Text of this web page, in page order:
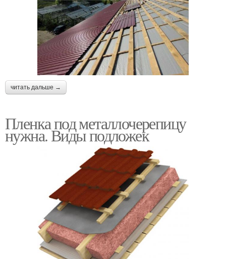
читать дальше →
Пленка под металлочерепицу
нужна. Виды подложек